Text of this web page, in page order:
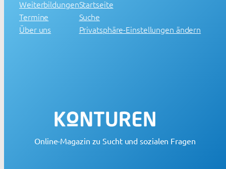
Weiterbildungen
Termine
Über uns
Startseite
Suche
Privatsphäre-Einstellungen ändern
Online-Magazin zu Sucht und sozialen Fragen